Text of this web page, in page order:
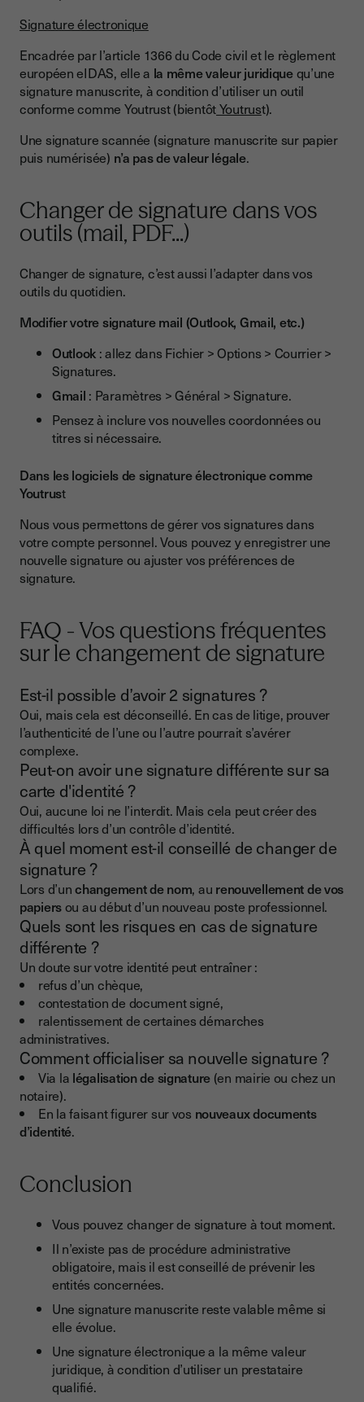
Signature électronique
Encadrée par l’article 1366 du Code civil et le règlement
européen eIDAS, elle a la même valeur juridiquequ’une
signature manuscrite, à condition d’utiliser un outil
conforme comme Youtrust (bientôtYoutrust).
Une signature scannée (signature manuscrite sur papier
puis numérisée) n’a pas de valeur légale.
Changer de signature dans vos
outils (mail, PDF...)
Changer de signature, c’est aussi l’adapter dans vos
outils du quotidien.
Modifier votre signature mail (Outlook, Gmail, etc.)
Outlook : allez dans Fichier > Options > Courrier >
Signatures.
Gmail : Paramètres > Général > Signature.
Pensez à inclure vos nouvelles coordonnées ou
titres si nécessaire.
Dans les logiciels de signature électronique comme
Youtrust
Nous vous permettons de gérer vos signatures dans
votre compte personnel. Vous pouvez y enregistrer une
nouvelle signature ou ajuster vos préférences de
signature.
FAQ - Vos questions fréquentes
sur le changement de signature
Est-il possible d’avoir 2 signatures ?
Oui, mais cela est déconseillé. En cas de litige, prouver
l’authenticité de l’une ou l’autre pourrait s’avérer
complexe.
Peut-on avoir une signature différente sur sa
carte d'identité ?
Oui, aucune loi ne l’interdit. Mais cela peut créer des
difficultés lors d’un contrôle d’identité.
À quel moment est-il conseillé de changer de
signature ?
Lors d’unchangement de nom, au renouvellement de vos
papiersou au début d’un nouveau poste professionnel.
Quels sont les risques en cas de signature
différente ?
Un doute sur votre identité peut entraîner :
refus d’un chèque,
contestation de document signé,
ralentissement de certaines démarches
administratives.
Comment officialiser sa nouvelle signature ?
Via la légalisation de signature (en mairie ou chez un
notaire).
En la faisant figurer sur vos nouveaux documents
d’identité.
Conclusion
Vous pouvez changer de signature à tout moment.
Il n’existe pas de procédure administrative
obligatoire, mais il est conseillé de prévenir les
entités concernées.
Une signature manuscrite reste valable même si
elle évolue.
Une signature électronique a la même valeur
juridique, à condition d’utiliser un prestataire
qualifié.